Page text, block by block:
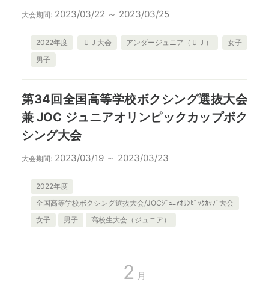
大会期間: 2023/03/22 ～ 2023/03/25
2022年度 ＵＪ大会 アンダージュニア（ＵＪ）
女子
男子
第34回全国高等学校ボクシング選抜大会
兼 JOC ジュニアオリンピックカップボク
シング大会
大会期間: 2023/03/19 ～ 2023/03/23
2022年度
全国高等学校ボクシング選抜大会/JOCｼﾞｭﾆｱｵﾘﾝﾋﾟｯｸｶｯﾌﾟ大会
女子
男子 高校生大会（ジュニア）
2 月